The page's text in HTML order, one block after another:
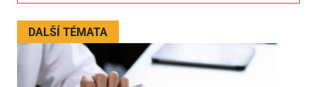
DALŠÍ TÉMATA